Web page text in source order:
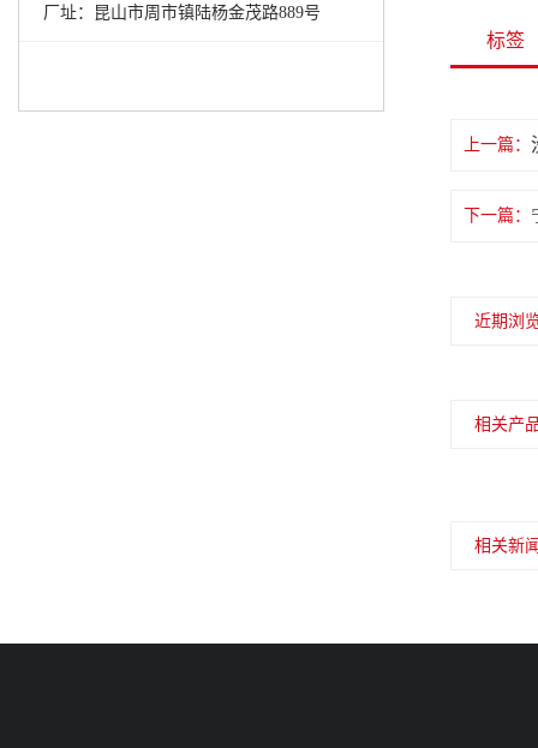
厂址：昆山市周市镇陆杨金茂路889号
标签
上一篇：
下一篇：
近期浏
相关产
相关新